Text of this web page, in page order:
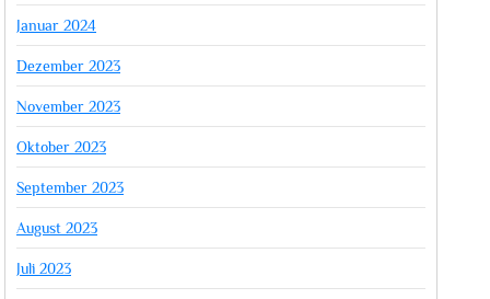
Januar 2024
Dezember 2023
November 2023
Oktober 2023
September 2023
August 2023
Juli 2023